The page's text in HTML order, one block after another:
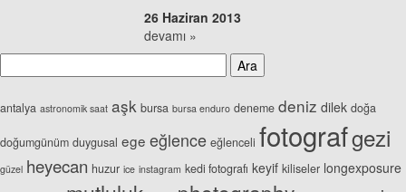
26 Haziran 2013
devamı »
antalya astronomik saat aşk bursa bursa enduro deneme deniz dilek doğa
doğumgünüm duygusal ege eğlence eğlenceli fotografgezi
güzel heyecan huzur ice instagram kedi fotografı keyif kiliseler longexposure